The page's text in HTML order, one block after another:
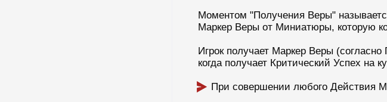
Моментом "Получения Веры"
Маркер Веры от Миниатюры, которую
Игрок получает Маркер Веры
когда получает Критический Успех на
При совершении любого Действия